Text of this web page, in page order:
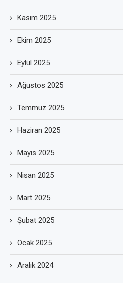
Kasım 2025
Ekim 2025
Eylül 2025
Ağustos 2025
Temmuz 2025
Haziran 2025
Mayıs 2025
Nisan 2025
Mart 2025
Şubat 2025
Ocak 2025
Aralık 2024